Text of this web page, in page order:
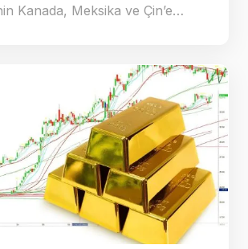
Kanada, Meksika ve Çin’e…